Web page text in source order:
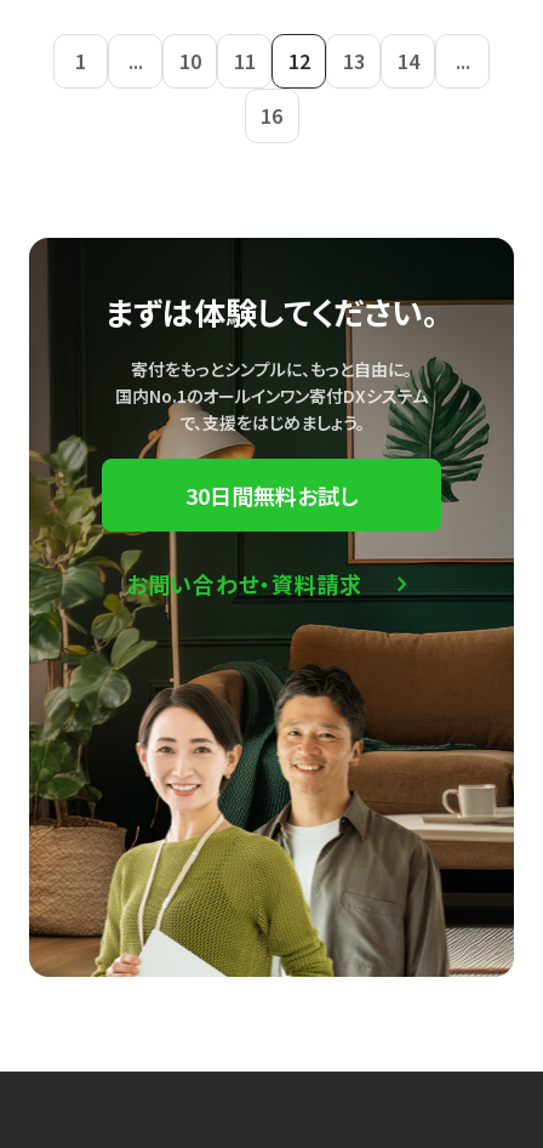
1 ... 10 11 12 13 14
...
16
まずは体験してください。
寄付をもっとシンプルに、もっと自由に。
国内No.1のオールインワン寄付DXシステム
で、支援をはじめましょう。
30日間無料お試し
お問い合わせ・資料請求